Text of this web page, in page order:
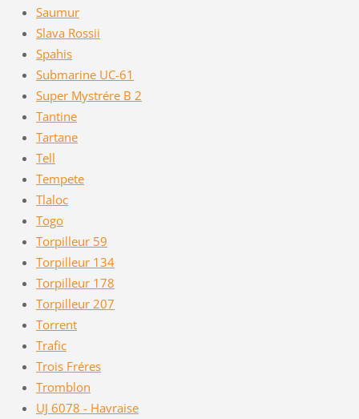
Saumur
Slava Rossii
Spahis
Submarine UC-61
Super Mystrére B 2
Tantine
Tartane
Tell
Tempete
Tlaloc
Togo
Torpilleur 59
Torpilleur 134
Torpilleur 178
Torpilleur 207
Torrent
Trafic
Trois Fréres
Tromblon
UJ 6078 - Havraise